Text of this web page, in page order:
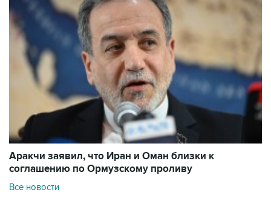
Аракчи заявил, что Иран и Оман близки к
соглашению по Ормузскому проливу
Все новости